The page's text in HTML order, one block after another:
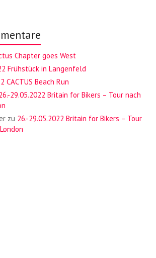
Chapter goes West
Frühstück in Langenfeld
CACTUS Beach Run
29.05.2022 Britain for Bikers – Tour nach
zu 26.-29.05.2022 Britain for Bikers – Tour